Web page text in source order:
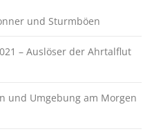
und Sturmböen
– Auslöser der Ahrtalflut
und Umgebung am Morgen